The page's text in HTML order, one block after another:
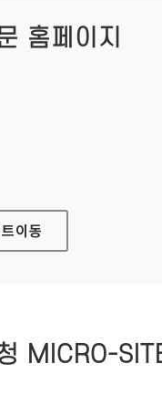
홈페이지
지이동
MICRO-